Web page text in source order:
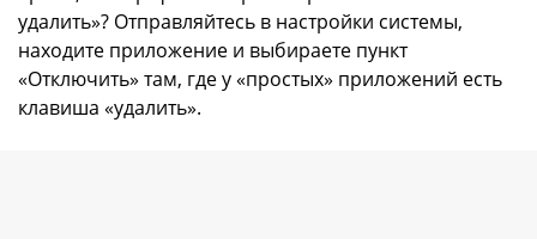
удалить»? Отправляйтесь в настройки системы,
находите приложение и выбираете пункт
«Отключить» там, где у «простых» приложений есть
клавиша «удалить».